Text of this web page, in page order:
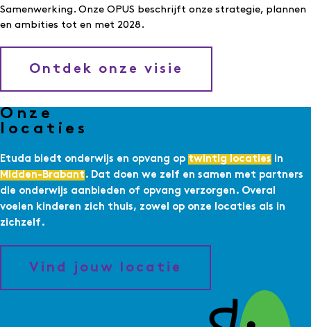
Samenwerking. Onze OPUS beschrijft onze strategie, plannen
en ambities tot en met 2028.
Ontdek onze visie
Onze
locaties
Etuda biedt onderwijs en opvang op twintig locaties in
Midden-Brabant . Dat doen we zelf en samen met partners
die onderwijs aanbieden of opvang verzorgen. Overal
voelen kinderen zich thuis, zowel op onze locaties als in
zichzelf.
Vind jouw locatie